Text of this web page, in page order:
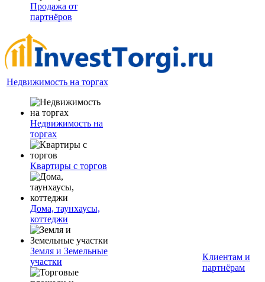
Продажа от
партнёров
Недвижимость на торгах
Недвижимость на
торгах
Квартиры с торгов
Дома, таунхаусы,
коттеджи
Земля и Земельные
участки
Клиентам и
партнёрам